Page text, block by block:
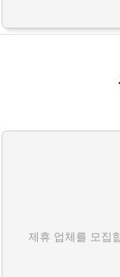
제휴 업체를 모집